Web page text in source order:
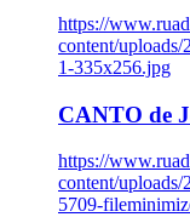
https://
content/
1-335x256.jpg
CANTO de
https://
content/
5709-